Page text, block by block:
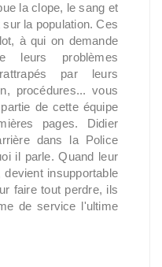
la clope, le sang et
la population. Ces
à qui on demande
leurs problèmes
par leurs
procédures... vous
de cette équipe
pages. Didier
dans la Police
il parle. Quand leur
insupportable
faire tout perdre, ils
de service l'ultime